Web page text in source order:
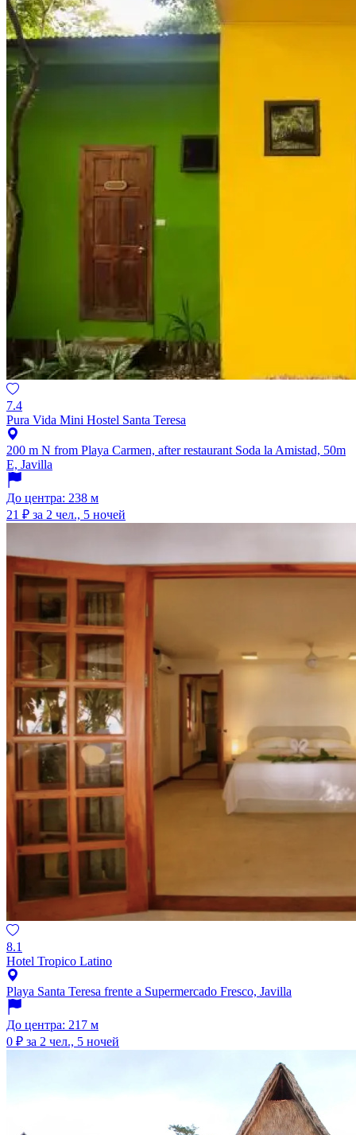
7.4
Pura Vida Mini Hostel Santa Teresa
200 m N from Playa Carmen, after restaurant Soda la Amistad, 50m
E, Javilla
До центра: 238 м
21 ₽ за 2 чел., 5 ночей
8.1
Hotel Tropico Latino
Playa Santa Teresa frente a Supermercado Fresco, Javilla
До центра: 217 м
0 ₽ за 2 чел., 5 ночей